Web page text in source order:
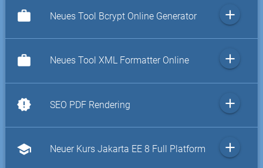
work Neues Tool Bcrypt Online Generator add
work Neues Tool XML Formatter Online add
new_releases SEO PDF Rendering add
school Neuer Kurs Jakarta EE 8 Full Platform add